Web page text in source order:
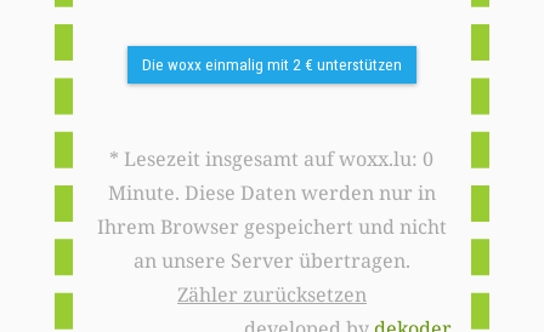
Die woxx einmalig mit 2 € unterstützen
* Lesezeit insgesamt auf woxx.lu: 0
Minute. Diese Daten werden nur in
Ihrem Browser gespeichert und nicht
an unsere Server übertragen.
Zähler zurücksetzen